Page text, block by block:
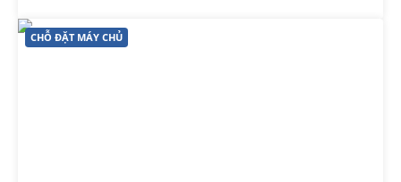
CHỖ ĐẶT MÁY CHỦ